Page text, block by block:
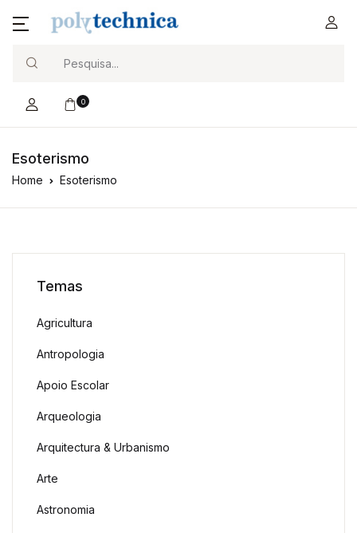
0
Esoterismo
Home Esoterismo
Temas
Agricultura
Antropologia
Apoio Escolar
Arqueologia
Arquitectura & Urbanismo
Arte
Astronomia